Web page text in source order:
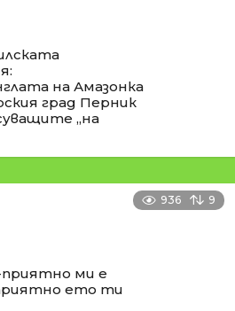
на Амазонка
град Перник
„на
936 9
ми е
ето ти